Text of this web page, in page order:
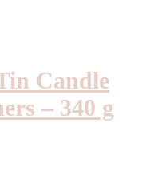
Candle
– 340 g